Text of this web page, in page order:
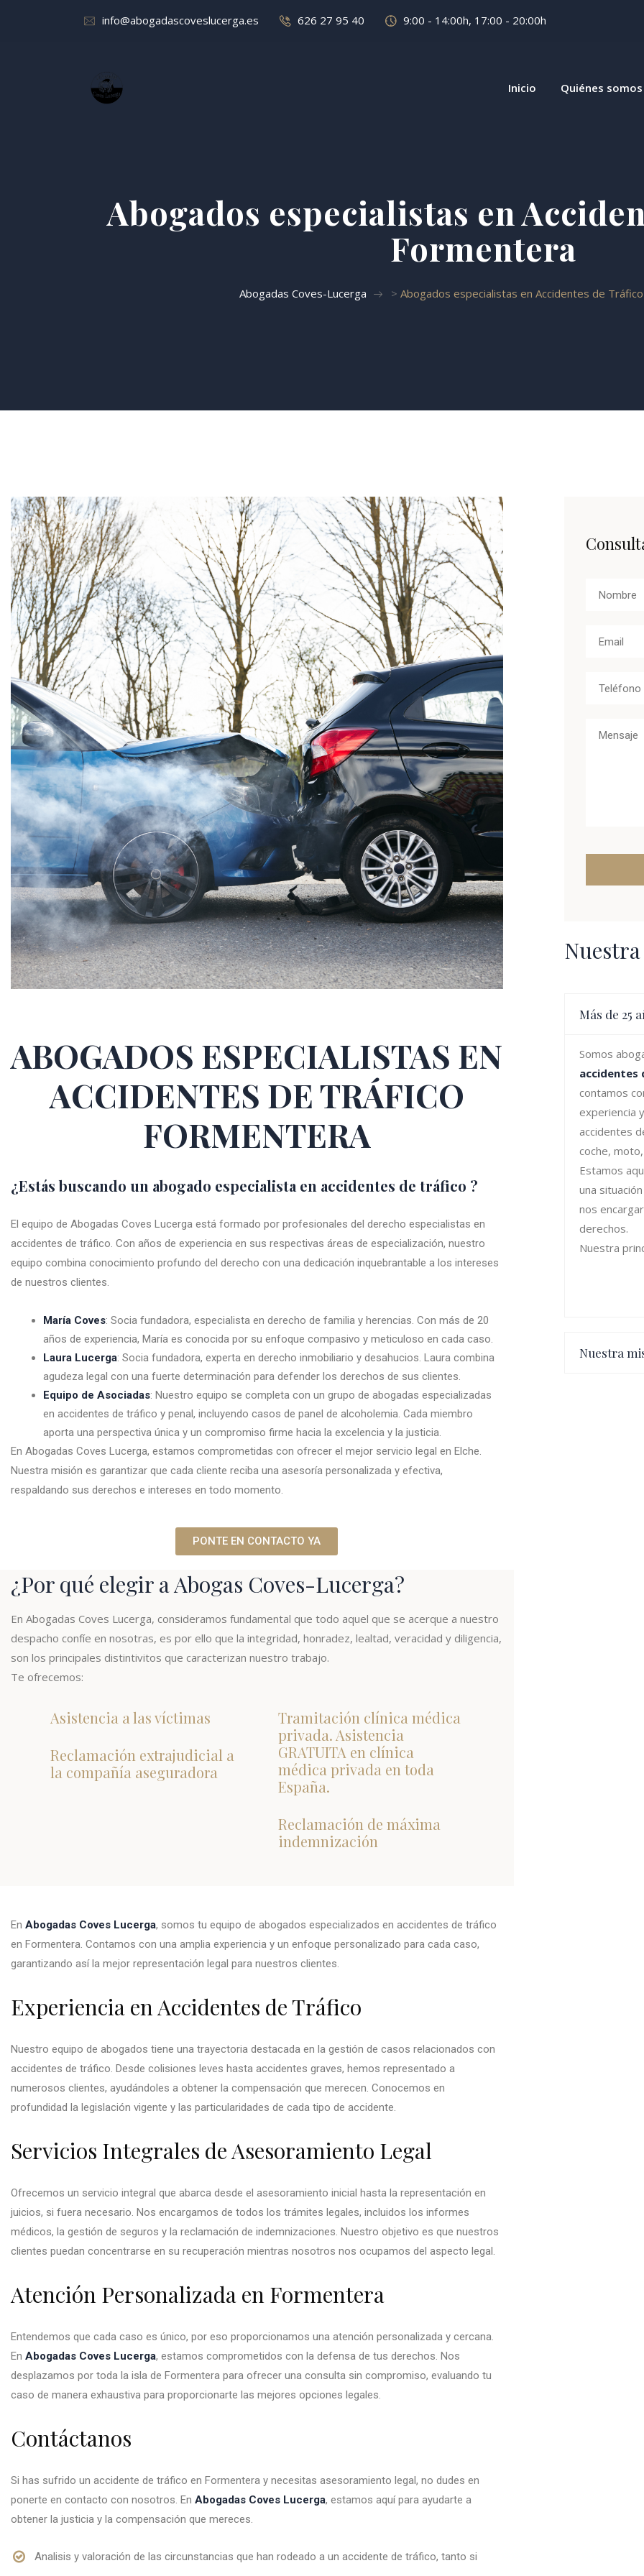
info@abogadascoveslucerga.es 626 27 95 40 9:00 - 14:00h, 17:00 - 20:00h
Inicio Quiénes somos
Abogados especialistas en
Formentera
Abogadas Coves-Lucerga > Abogados especialistas en Accidentes de
ABOGADOS ESPECIALISTAS EN
ACCIDENTES DE TRÁFICO
FORMENTERA
¿Estás buscando un abogado especialista en accidentes de tráfico ?
El equipo de Abogadas Coves Lucerga está formado por profesionales del derecho especialistas en
accidentes de tráfico. Con años de experiencia en sus respectivas áreas de especialización, nuestro
equipo combina conocimiento profundo del derecho con una dedicación inquebrantable a los intereses
de nuestros clientes.
María Coves: Socia fundadora, especialista en derecho de familia y herencias. Con más de 20
años de experiencia, María es conocida por su enfoque compasivo y meticuloso en cada caso.
Laura Lucerga: Socia fundadora, experta en derecho inmobiliario y desahucios. Laura combina
agudeza legal con una fuerte determinación para defender los derechos de sus clientes.
Equipo de Asociadas: Nuestro equipo se completa con un grupo de abogadas especializadas
en accidentes de tráfico y penal, incluyendo casos de panel de alcoholemia. Cada miembro
aporta una perspectiva única y un compromiso firme hacia la excelencia y la justicia.
En Abogadas Coves Lucerga, estamos comprometidas con ofrecer el mejor servicio legal en Elche.
Nuestra misión es garantizar que cada cliente reciba una asesoría personalizada y efectiva,
respaldando sus derechos e intereses en todo momento.
PONTE EN CONTACTO YA
¿Por qué elegir a Abogas Coves-Lucerga?
En Abogadas Coves Lucerga, consideramos fundamental que todo aquel que se acerque a nuestro
despacho confíe en nosotras, es por ello que la integridad, honradez, lealtad, veracidad y diligencia,
son los principales distintivitos que caracterizan nuestro trabajo.
Te ofrecemos:
Asistencia a las víctimas
Reclamación extrajudicial a
la compañía aseguradora
Tramitación clínica médica
privada. Asistencia
GRATUITA en clínica
médica privada en toda
España.
Reclamación de máxima
indemnización
En Abogadas Coves Lucerga, somos tu equipo de abogados especializados en accidentes de tráfico
en Formentera. Contamos con una amplia experiencia y un enfoque personalizado para cada caso,
garantizando así la mejor representación legal para nuestros clientes.
Experiencia en Accidentes de Tráfico
Nuestro equipo de abogados tiene una trayectoria destacada en la gestión de casos relacionados con
accidentes de tráfico. Desde colisiones leves hasta accidentes graves, hemos representado a
numerosos clientes, ayudándoles a obtener la compensación que merecen. Conocemos en
profundidad la legislación vigente y las particularidades de cada tipo de accidente.
Servicios Integrales de Asesoramiento Legal
Ofrecemos un servicio integral que abarca desde el asesoramiento inicial hasta la representación en
juicios, si fuera necesario. Nos encargamos de todos los trámites legales, incluidos los informes
médicos, la gestión de seguros y la reclamación de indemnizaciones. Nuestro objetivo es que nuestros
clientes puedan concentrarse en su recuperación mientras nosotros nos ocupamos del aspecto legal.
Atención Personalizada en Formentera
Entendemos que cada caso es único, por eso proporcionamos una atención personalizada y cercana.
En Abogadas Coves Lucerga, estamos comprometidos con la defensa de tus derechos. Nos
desplazamos por toda la isla de Formentera para ofrecer una consulta sin compromiso, evaluando tu
caso de manera exhaustiva para proporcionarte las mejores opciones legales.
Contáctanos
Si has sufrido un accidente de tráfico en Formentera y necesitas asesoramiento legal, no dudes en
ponerte en contacto con nosotros. En Abogadas Coves Lucerga, estamos aquí para ayudarte a
obtener la justicia y la compensación que mereces.
Analisis y valoración de las circunstancias que han rodeado a un accidente de tráfico, tanto si
Más de 25
Somos
accidentes
contamos
experiencia
accidentes
coche,
Estamos
una
nos
derechos.
Nuestra
Nuestra